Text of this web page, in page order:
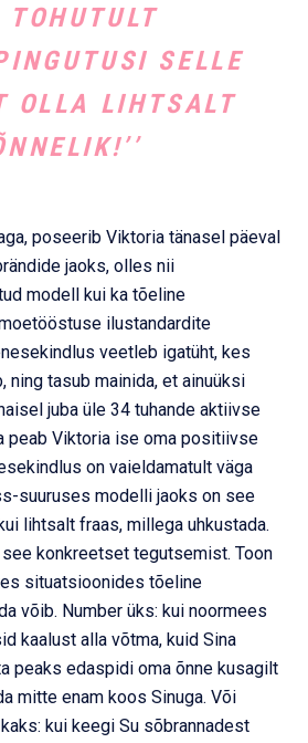
SELLE
OLLA LIHTSALT
poseerib Viktoria tänasel päeval
jaoks, olles nii
modell kui ka tõeline
ilustandardite
veetleb igatüht, kes
ning tasub mainida, et ainuüksi
juba üle 34 tuhande aktiivse
peab Viktoria ise oma positiivse
on vaieldamatult väga
suuruses modelli jaoks on see
lihtsalt fraas, millega uhkustada.
konkreetset tegutsemist. Toon
situatsioonides tõeline
võib. Number üks: kui noormees
kaalust alla võtma, kuid Sina
peaks edaspidi oma õnne kusagilt
mitte enam koos Sinuga. Või
kui keegi Su sõbrannadest